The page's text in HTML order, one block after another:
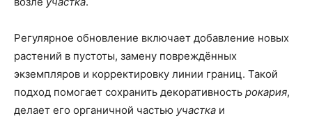
Регулярное обновление включает добавление новых
растений в пустоты, замену повреждённых
экземпляров и корректировку линии границ. Такой
подход помогает сохранить декоративность рокария,
делает его органичной частью участка и